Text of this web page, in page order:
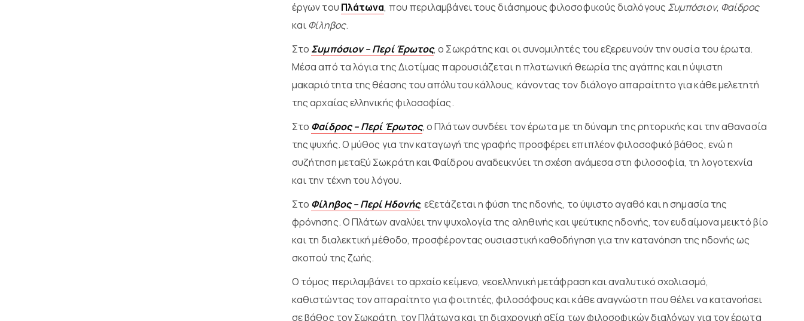
έργων του Πλάτωνα, που περιλαμβάνει τους διάσημους φιλοσοφικούς διαλόγους Συμπόσιον, Φαίδρος
καιΦίληβος.
Στο Συμπόσιον – Περί Έρωτος, ο Σωκράτης και οι συνομιλητές του εξερευνούν την ουσία του έρωτα.
Μέσα από τα λόγια της Διοτίμας παρουσιάζεται η πλατωνική θεωρία της αγάπης και η ύψιστη
μακαριότητα της θέασης του απόλυτου κάλλους, κάνοντας τον διάλογο απαραίτητο για κάθε μελετητή
της αρχαίας ελληνικής φιλοσοφίας.
Στο Φαίδρος – Περί Έρωτος, ο Πλάτων συνδέει τον έρωτα με τη δύναμη της ρητορικής και την αθανασία
της ψυχής. Ο μύθος για την καταγωγή της γραφής προσφέρει επιπλέον φιλοσοφικό βάθος, ενώ η
συζήτηση μεταξύ Σωκράτη και Φαίδρου αναδεικνύει τη σχέση ανάμεσα στη φιλοσοφία, τη λογοτεχνία
και την τέχνη του λόγου.
Στο Φίληβος – Περί Ηδονής, εξετάζεται η φύση της ηδονής, το ύψιστο αγαθό και η σημασία της
φρόνησης. Ο Πλάτων αναλύει την ψυχολογία της αληθινής και ψεύτικης ηδονής, τον ευδαίμονα μεικτό βίο
και τη διαλεκτική μέθοδο, προσφέροντας ουσιαστική καθοδήγηση για την κατανόηση της ηδονής ως
σκοπού της ζωής.
Ο τόμος περιλαμβάνει το αρχαίο κείμενο, νεοελληνική μετάφραση και αναλυτικό σχολιασμό,
καθιστώντας τον απαραίτητο για φοιτητές, φιλοσόφους και κάθε αναγνώστη που θέλει να κατανοήσει
σε βάθος τον Σωκράτη, τον Πλάτωνα και τη διαχρονική αξία των φιλοσοφικών διαλόγων για τον έρωτα